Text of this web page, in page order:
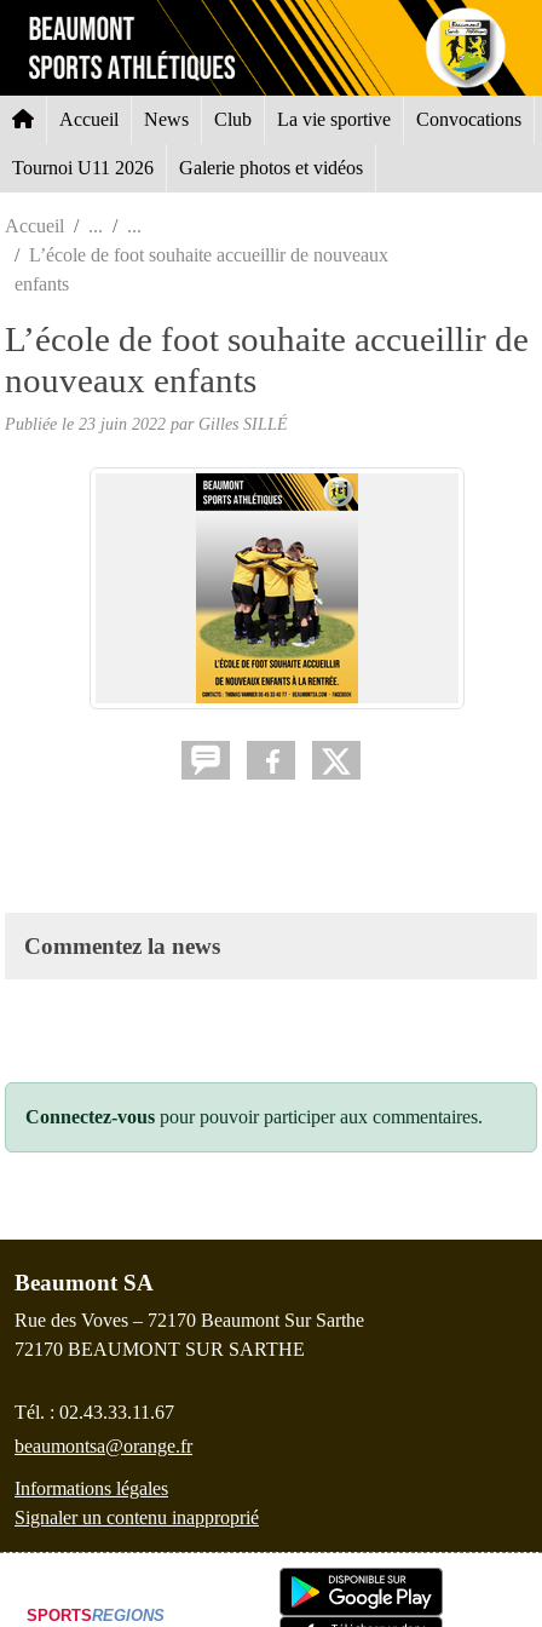
Accueil News Club La vie sportive Convocations
Tournoi U11 2026 Galerie photos et vidéos
Accueil
L’école de foot souhaite accueillir de nouveaux
enfants
L’école de foot souhaite accueillir de
nouveaux enfants
Publiée le 23 juin 2022 par Gilles SILLÉ
Commentez la news
Connectez-vous pour pouvoir participer aux commentaires.
Beaumont SA
Rue des Voves – 72170 Beaumont Sur Sarthe
72170 BEAUMONT SUR SARTHE
Tél. : 02.43.33.11.67
beaumontsa@orange.fr
Informations légales
Signaler un contenu inapproprié
SPORTSREGIONS
Panneau de gestion des cookies